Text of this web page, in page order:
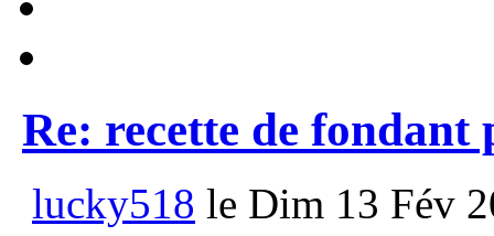
Re: recette de fondant
lucky518 le Dim 13 Fév